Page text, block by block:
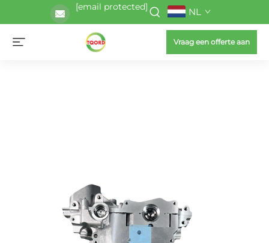
[email protected] NL
Vraag een offerte aan